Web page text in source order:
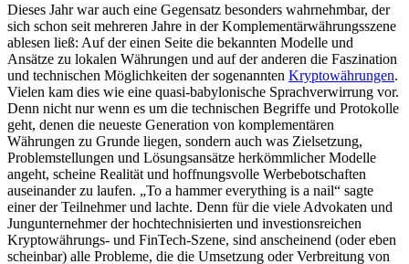
Dieses Jahr war auch eine Gegensatz besonders wahrnehmbar, der
sich schon seit mehreren Jahre in der Komplementärwährungsszene
ablesen ließ: Auf der einen Seite die bekannten Modelle und
Ansätze zu lokalen Währungen und auf der anderen die Faszination
und technischen Möglichkeiten der sogenannten Kryptowährungen.
Vielen kam dies wie eine quasi-babylonische Sprachverwirrung vor.
Denn nicht nur wenn es um die technischen Begriffe und Protokolle
geht, denen die neueste Generation von komplementären
Währungen zu Grunde liegen, sondern auch was Zielsetzung,
Problemstellungen und Lösungsansätze herkömmlicher Modelle
angeht, scheine Realität und hoffnungsvolle Werbebotschaften
auseinander zu laufen. „To a hammer everything is a nail“ sagte
einer der Teilnehmer und lachte. Denn für die viele Advokaten und
Jungunternehmer der hochtechnisierten und investionsreichen
Kryptowährungs- und FinTech-Szene, sind anscheinend (oder eben
scheinbar) alle Probleme, die die Umsetzung oder Verbreitung von